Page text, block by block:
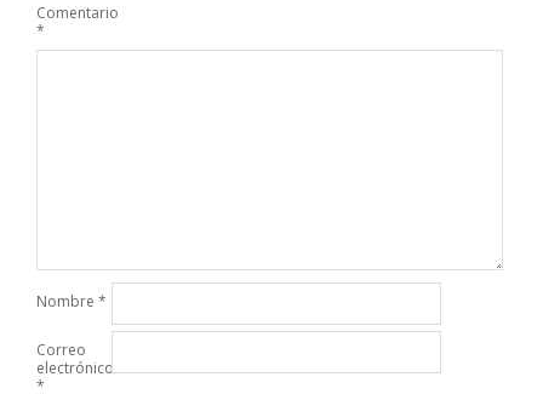
Comentario
*
Nombre *
Correo
electrónico
*